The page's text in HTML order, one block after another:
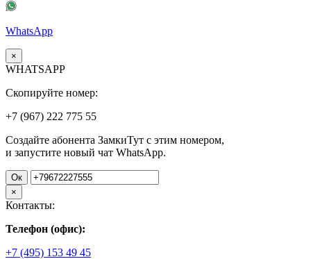
WhatsApp
×
WHATSAPP
Скопируйте номер:
+7 (967) 222 775 55
Создайте абонента ЗамкиТут с этим номером,
и запустите новый чат WhatsApp.
Ок
×
Контакты:
Телефон (офис):
+7 (495) 153 49 45